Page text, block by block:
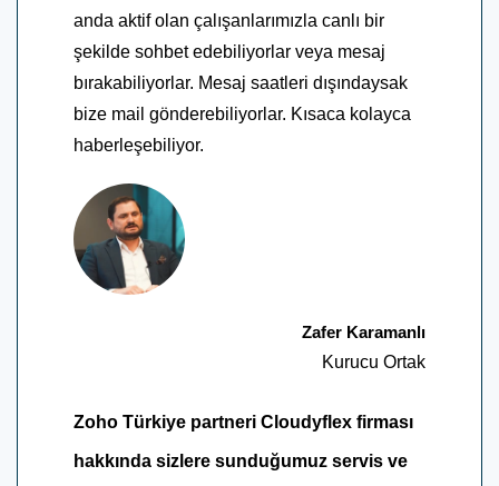
anda aktif olan çalışanlarımızla canlı bir
şekilde sohbet edebiliyorlar veya mesaj
bırakabiliyorlar. Mesaj saatleri dışındaysak
bize mail gönderebiliyorlar. Kısaca kolayca
haberleşebiliyor.
Zafer Karamanlı
Kurucu Ortak
Zoho Türkiye partneri Cloudyflex firması
hakkında sizlere sunduğumuz servis ve